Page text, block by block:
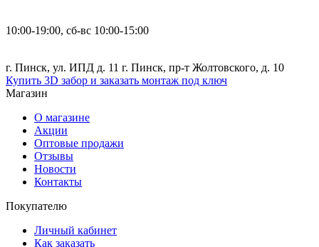
10:00-19:00, сб-вс 10:00-15:00
г. Пинск, ул. ИПД д. 11 г. Пинск, пр-т Жолтовского, д. 10
Купить 3D забор и заказать монтаж под ключ
Магазин
О магазине
Акции
Оптовые продажи
Отзывы
Новости
Контакты
Покупателю
Личный кабинет
Как заказать